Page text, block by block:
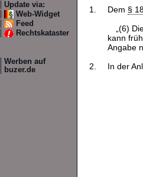
Update via:
Web-Widget
Feed
Rechtskataster
Werben auf
buzer.de
1.
Dem §
„(6)
kann
Angabe
2.
In der